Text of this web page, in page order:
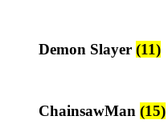
Demon Slayer (11)
ChainsawMan (15)